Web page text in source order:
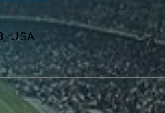
können sich jederzeit abmelden.
USA